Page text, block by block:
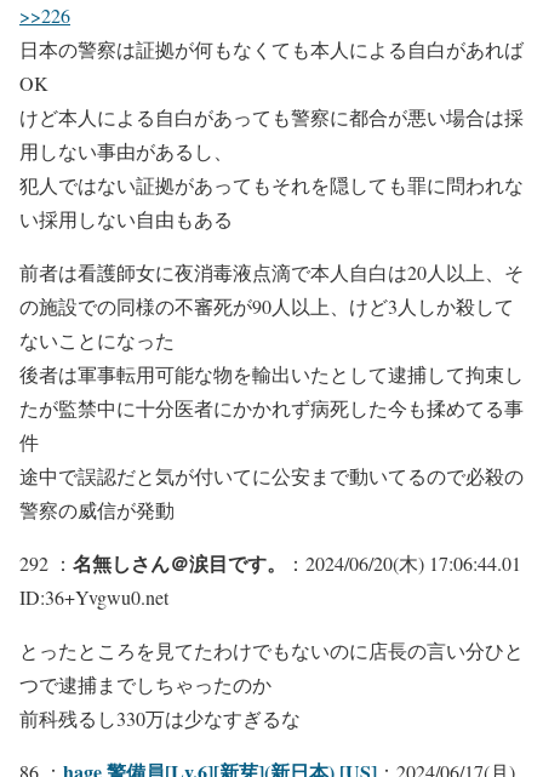
>>226
日本の警察は証拠が何もなくても本人による自白があれば
OK
けど本人による自白があっても警察に都合が悪い場合は採
用しない事由があるし、
犯人ではない証拠があってもそれを隠しても罪に問われな
い採用しない自由もある
前者は看護師女に夜消毒液点滴で本人自白は20人以上、そ
の施設での同様の不審死が90人以上、けど3人しか殺して
ないことになった
後者は軍事転用可能な物を輸出いたとして逮捕して拘束し
たが監禁中に十分医者にかかれず病死した今も揉めてる事
件
途中で誤認だと気が付いてに公安まで動いてるので必殺の
警察の威信が発動
292 ： 名無しさん＠涙目です。
：2024/06/20(木) 17:06:44.01
ID:36+Yvgwu0.net
とったところを見てたわけでもないのに店長の言い分ひと
つで逮捕までしちゃったのか
前科残るし330万は少なすぎるな
86 ： ：2024/06/17(月)